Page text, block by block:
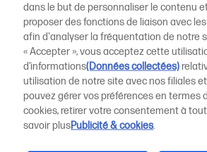
HP Latex
dans le but de personnaliser le contenu
proposer des fonctions de liaison avec
afin d'analyser la fréquentation de notre
« Accepter », vous acceptez cette
d’informations(Données collectées)
utilisation de notre site avec nos filiales
pouvez gérer vos préférences en termes
cookies, retirer votre consentement à
savoir plusPublicité & cookies.